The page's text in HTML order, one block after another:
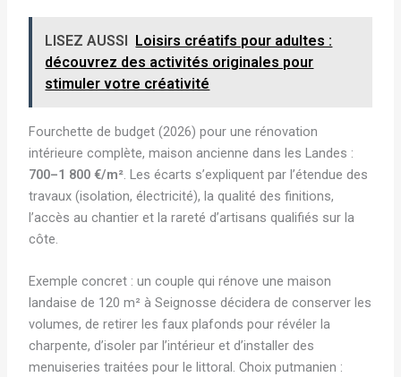
LISEZ AUSSI Loisirs créatifs pour adultes :
découvrez des activités originales pour
stimuler votre créativité
Fourchette de budget (2026) pour une rénovation
intérieure complète, maison ancienne dans les Landes :
700–1 800 €/m². Les écarts s’expliquent par l’étendue des
travaux (isolation, électricité), la qualité des finitions,
l’accès au chantier et la rareté d’artisans qualifiés sur la
côte.
Exemple concret : un couple qui rénove une maison
landaise de 120 m² à Seignosse décidera de conserver les
volumes, de retirer les faux plafonds pour révéler la
charpente, d’isoler par l’intérieur et d’installer des
menuiseries traitées pour le littoral. Choix putmanien :